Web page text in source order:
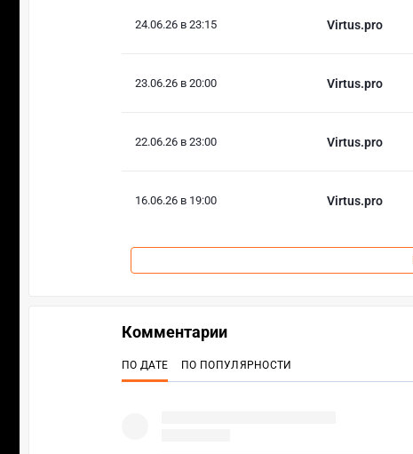
24.06.26 в 23:15 Virtus.pro
23.06.26 в 20:00 Virtus.pro
22.06.26 в 23:00 Virtus.pro
16.06.26 в 19:00 Virtus.pro
Комментарии
ПО ДАТЕ ПО ПОПУЛЯРНОСТИ